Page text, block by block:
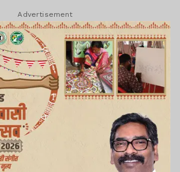
Advertisement